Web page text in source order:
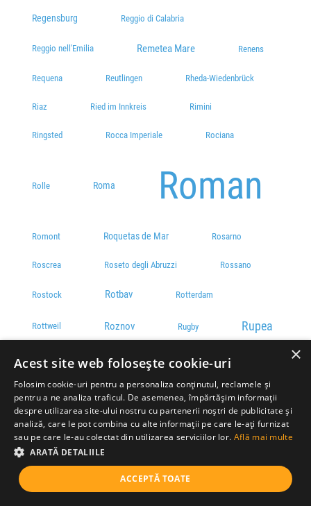
Regensburg Reggio di Calabria
Reggio nell'Emilia Remetea Mare Renens
Requena Reutlingen Rheda-Wiedenbrück
Riaz Ried im Innkreis Rimini
Ringsted Rocca Imperiale Rociana
Rolle Roma Roman
Romont Roquetas de Mar Rosarno
Roscrea Roseto degli Abruzzi Rossano
Rostock Rotbav Rotterdam
Rottweil Roznov Rugby Rupea
Rupea Gară Saarbrücken Săbăoani
Săcel SB Sainte-Croix Sala Consilina
Salcia Tudor Săliște SB
Salonic
San Benedetto del Tronto
×
Acest site web folosește cookie-uri
Folosim cookie-uri pentru a personaliza conținutul, reclamele și
pentru a ne analiza traficul. De asemenea, împărtășim informații
despre utilizarea site-ului nostru cu partenerii noștri de publicitate și
analiză, care le pot combina cu alte informații pe care le-ați furnizat
sau pe care le-au colectat din utilizarea serviciilor lor. Află mai multe
ARATĂ DETALIILE
ACCEPTĂ TOATE